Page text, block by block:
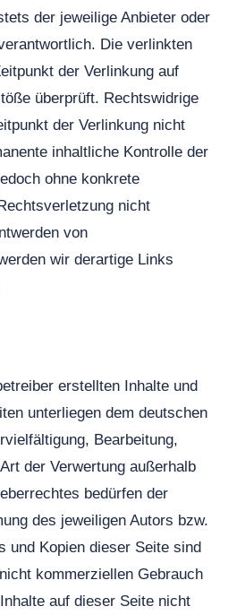
der jeweilige Anbieter oder
Die verlinkten
der Verlinkung auf
überprüft. Rechtswidrige
der Verlinkung nicht
inhaltliche Kontrolle der
ohne konkrete
nicht
von
wir derartige Links
erstellten Inhalte und
unterliegen dem deutschen
Bearbeitung,
der Verwertung außerhalb
bedürfen der
des jeweiligen Autors bzw.
und Kopien dieser Seite sind
kommerziellen Gebrauch
auf dieser Seite nicht